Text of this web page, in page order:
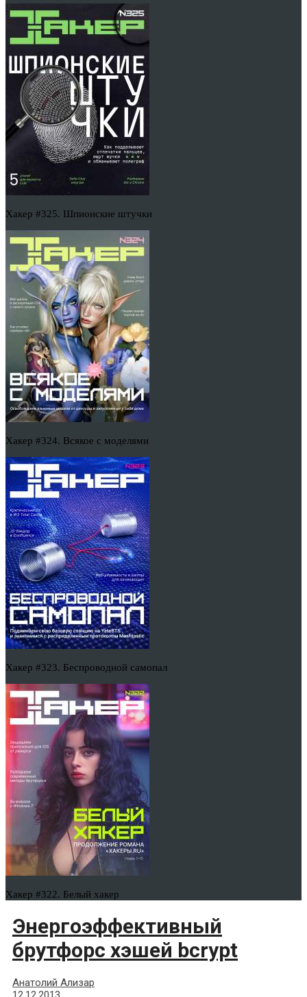
Хакер #325. Шпионские штучки
Хакер #324. Всякое с моделями
Хакер #323. Беспроводной самопал
Хакер #322. Белый хакер
Энергоэффективный
брутфорс хэшей bcrypt
Анатолий Ализар